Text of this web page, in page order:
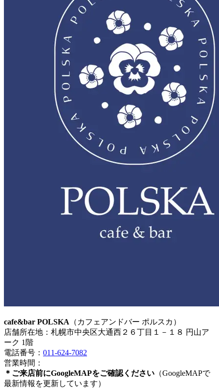
cafe&bar POLSKA （カフェアンドバー ポルスカ）
店舗所在地：札幌市中央区大通西２６丁目１－１８ 円山ア
ーク 1階
電話番号： 011-624-7082
営業時間：
＊ご来店前にGoogleMAPをご確認ください （GoogleMAPで
最新情報を更新しています）